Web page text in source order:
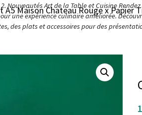
Nouveautés Art de la Table et Cuisine
une expérience culinaire améliorée.
des plats et accessoires pour des
A5 Maison Chateau Rouge x Papier